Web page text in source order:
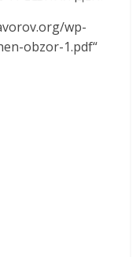
wp-
obzor-1.pdf“